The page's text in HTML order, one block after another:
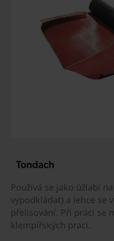
Používá se jako úžlabí
vypodkládat) a lehce se
přelisování. Při práci se
klempířských prací.